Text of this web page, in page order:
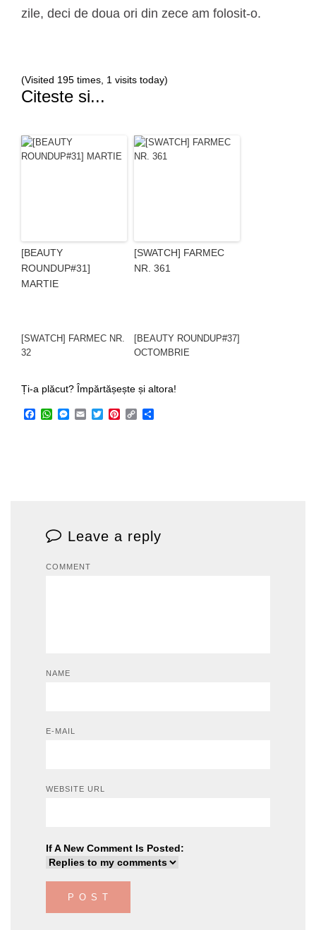
zile, deci de doua ori din zece am folosit-o.
(Visited 195 times, 1 visits today)
Citeste si...
[BEAUTY
ROUNDUP#31]
MARTIE
[SWATCH] FARMEC
NR. 361
[SWATCH] FARMEC NR.
32
[BEAUTY ROUNDUP#37]
OCTOMBRIE
Ți-a plăcut? Împărtășește și altora!
Facebook
WhatsApp
Messenger
EmailTwitterPinterest
Copy
Leave a reply
COMMENT
NAME
E-MAIL
WEBSITE URL
If A New Comment Is Posted: